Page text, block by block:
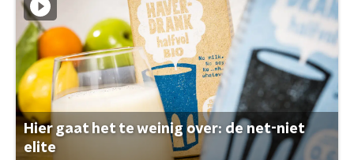
Hier gaat het te weinig over: de net-niet
elite